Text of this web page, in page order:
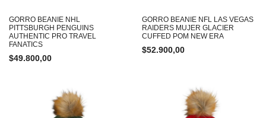
GORRO BEANIE NHL
PITTSBURGH PENGUINS
AUTHENTIC PRO TRAVEL
FANATICS
$49.800,00
GORRO BEANIE NFL LAS VEGAS
RAIDERS MUJER GLACIER
CUFFED POM NEW ERA
$52.900,00